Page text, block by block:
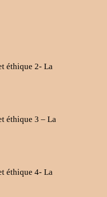
éthique 2- La
éthique 3 – La
éthique 4- La